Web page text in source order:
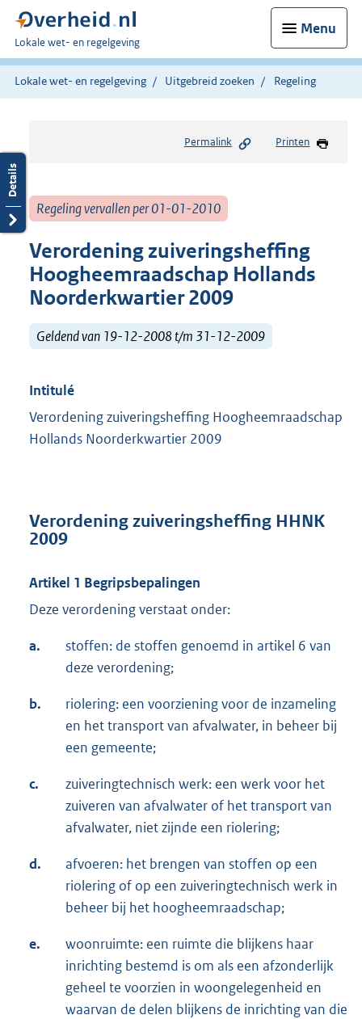
Menu
U
bent
hier:
Lokale wet- en regelgeving
Lokale wet- en regelgeving Uitgebreid zoeken Regeling
Permalink Printen
Regeling vervallen per 01-01-2010
Verordening zuiveringsheffing
Hoogheemraadschap Hollands
Noorderkwartier 2009
Geldend van 19-12-2008 t/m 31-12-2009
Intitulé
Verordening zuiveringsheffing Hoogheemraadschap
Hollands Noorderkwartier 2009
Verordening zuiveringsheffing HHNK
2009
Artikel 1 Begripsbepalingen
Deze verordening verstaat onder:
a.
stoffen: de stoffen genoemd in artikel 6 van
deze verordening;
b.
riolering: een voorziening voor de inzameling
en het transport van afvalwater, in beheer bij
een gemeente;
c.
zuiveringtechnisch werk: een werk voor het
zuiveren van afvalwater of het transport van
afvalwater, niet zijnde een riolering;
d.
afvoeren: het brengen van stoffen op een
riolering of op een zuiveringtechnisch werk in
beheer bij het hoogheemraadschap;
e.
woonruimte: een ruimte die blijkens haar
inrichting bestemd is om als een afzonderlijk
geheel te voorzien in woongelegenheid en
waarvan de delen blijkens de inrichting van die